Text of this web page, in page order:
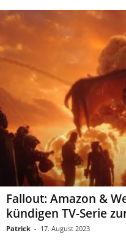
Fallout: Amazon &
kündigen TV-Serie
Patrick - 17. August 2023